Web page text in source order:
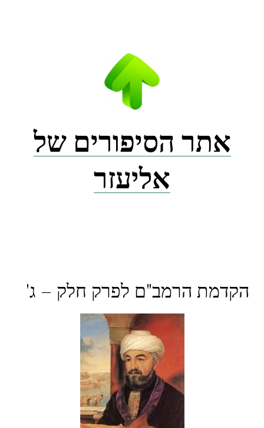
אתר הסיפורים של
אליעזר
הקדמת הרמב"ם לפרק חלק – ג'